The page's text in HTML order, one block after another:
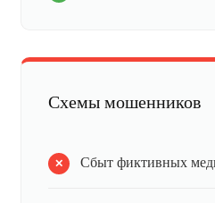
Схемы мошенников
Сбыт фиктивных